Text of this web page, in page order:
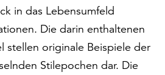
in das Lebensumfeld
Die darin enthaltenen
stellen originale Beispiele der
Stilepochen dar. Die